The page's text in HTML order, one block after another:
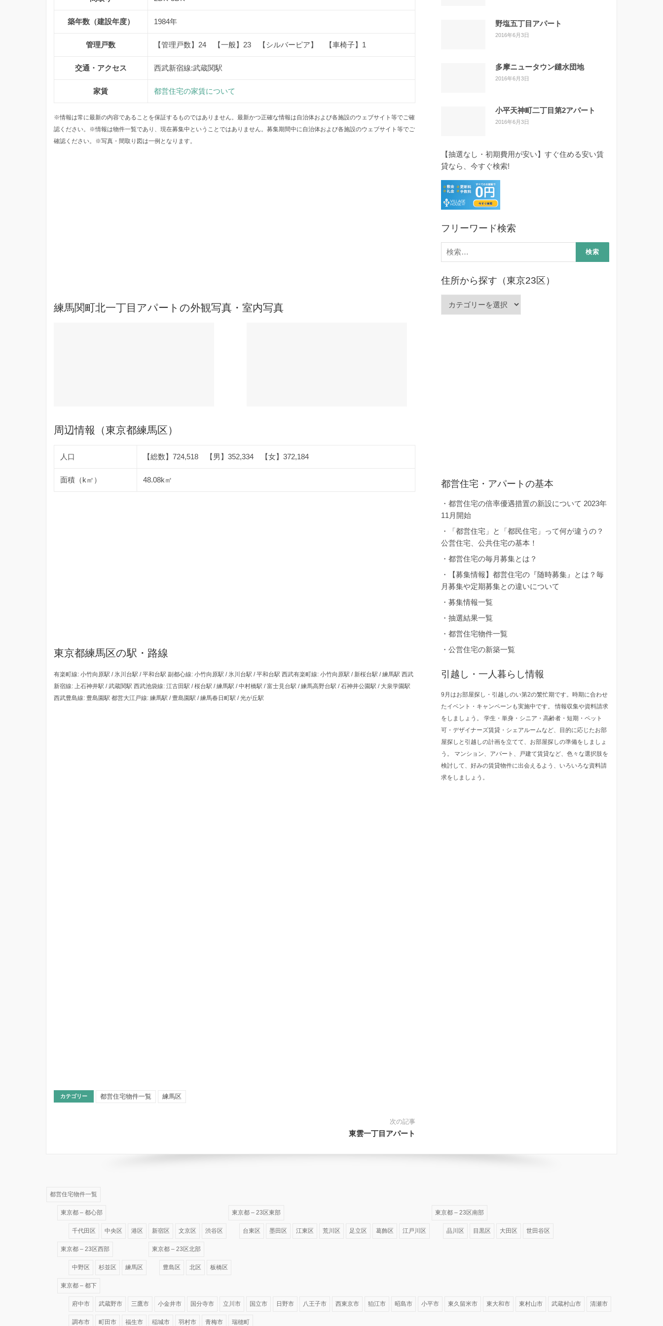
築年数（建設年度） 1984年
管理戸数 【管理戸数】24 【一般】23 【シルバーピア】 【車椅子】1
交通・アクセス 西武新宿線:武蔵関駅
家賃 都営住宅の家賃について
※情報は常に最新の内容であることを保証するものではありません。最新かつ正確な情報は自治体および各施設のウェブサイト等でご確
認ください。※情報は物件一覧であり、現在募集中ということではありません。募集期間中に自治体および各施設のウェブサイト等でご
確認ください。※写真・間取り図は一例となります。
練馬関町北一丁目アパートの外観写真・室内写真
周辺情報（東京都練馬区）
人口 【総数】724,518 【男】352,334 【女】372,184
面積（k㎡） 48.08k㎡
東京都練馬区の駅・路線
有楽町線: 小竹向原駅 / 氷川台駅 / 平和台駅 副都心線: 小竹向原駅 / 氷川台駅 / 平和台駅 西武有楽町線: 小竹向原駅 / 新桜台駅 / 練馬駅 西武
新宿線: 上石神井駅 / 武蔵関駅 西武池袋線: 江古田駅 / 桜台駅 / 練馬駅 / 中村橋駅 / 富士見台駅 / 練馬高野台駅 / 石神井公園駅 / 大泉学園駅
西武豊島線: 豊島園駅 都営大江戸線: 練馬駅 / 豊島園駅 / 練馬春日町駅 / 光が丘駅
カテゴリー 都営住宅物件一覧 練馬区
次の記事
東雲一丁目アパート
野塩五丁目アパート
2016年6月3日
多摩ニュータウン鑓水団地
2016年6月3日
小平天神町二丁目第2アパート
2016年6月3日
【抽選なし・初期費用が安い】すぐ住める安い賃
貸なら、今すぐ検索!
フリーワード検索
検
索:
住所から探す（東京23区）
都営住宅・アパートの基本
・都営住宅の倍率優遇措置の新設について 2023年
11月開始
・
「都営住宅」と「都民住宅」って何が違うの？
公営住宅、公共住宅の基本！
・都営住宅の毎月募集とは？
・
【募集情報】都営住宅の『随時募集』とは？毎
月募集や定期募集との違いについて
・募集情報一覧
・抽選結果一覧
・都営住宅物件一覧
・公営住宅の新築一覧
引越し・一人暮らし情報
9月はお部屋探し・引越しのい第2の繁忙期です。時期に合わせ
たイベント・キャンペーンも実施中です。 情報収集や資料請求
をしましょう。 学生・単身・シニア・高齢者・短期・ペット
可・デザイナーズ賃貸・シェアルームなど、目的に応じたお部
屋探しと引越しの計画を立てて、お部屋探しの準備をしましょ
う。 マンション、アパート、戸建て賃貸など、色々な選択肢を
検討して、好みの賃貸物件に出会えるよう、いろいろな資料請
求をしましょう。
都営住宅物件一覧
東京都 – 都心部
千代田区 中央区 港区 新宿区 文京区 渋谷区
東京都 – 23区東部
台東区 墨田区 江東区 荒川区 足立区 葛飾区 江戸川区
東京都 – 23区南部
品川区 目黒区 大田区 世田谷区
東京都 – 23区西部
中野区 杉並区 練馬区
東京都 – 23区北部
豊島区 北区 板橋区
東京都 – 都下
府中市 武蔵野市 三鷹市 小金井市 国分寺市 立川市 国立市 日野市 八王子市 西東京市 狛江市 昭島市 小平市 東久留米市 東大和市 東村山市 武蔵村山市 清瀬市
調布市 町田市 福生市 稲城市 羽村市 青梅市 瑞穂町